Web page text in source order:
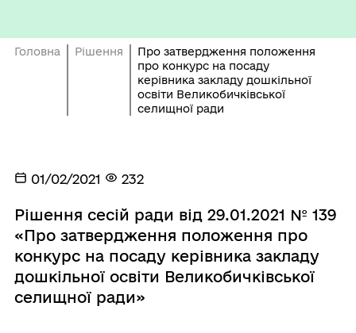
Головна Рішення
Про затвердження положення
про конкурс на посаду
керівника закладу дошкільної
освіти Великобичківської
селищної ради
01/02/2021 232
Рішення сесій ради від 29.01.2021 № 139
«Про затвердження положення про
конкурс на посаду керівника закладу
дошкільної освіти Великобичківської
селищної ради»